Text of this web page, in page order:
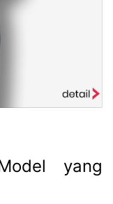
yang